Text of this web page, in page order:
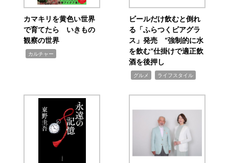
カマキリを黄色い世界
で育てたら いきもの
観察の世界
カルチャー
ビールだけ飲むと倒れ
る「ふらつくビアグラ
ス」発売 “強制的に水
を飲む”仕掛けで適正飲
酒を後押し
グルメ ライフスタイル